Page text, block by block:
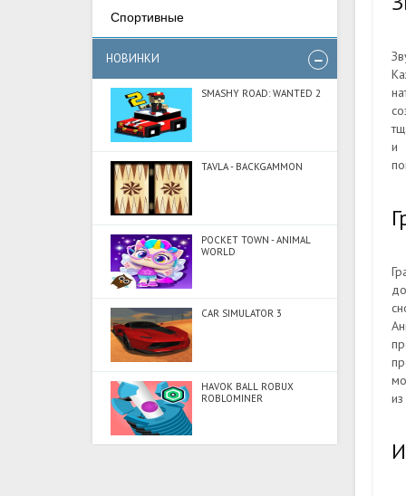
Спортивные
НОВИНКИ
SMASHY ROAD: WANTED 2
TAVLA - BACKGAMMON
POCKET TOWN - ANIMAL
WORLD
CAR SIMULATOR 3
HAVOK BALL ROBUX
ROBLOMINER
и